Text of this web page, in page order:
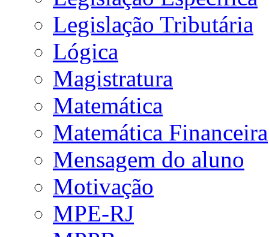
Legislação Tributária
Lógica
Magistratura
Matemática
Matemática Financeira
Mensagem do aluno
Motivação
MPE-RJ